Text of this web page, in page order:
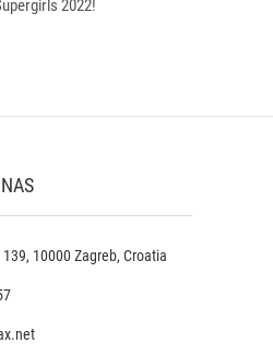
2022!
10000 Zagreb, Croatia